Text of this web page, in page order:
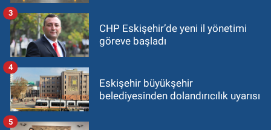
CHP Eskişehir’de yeni il yönetimi
göreve başladı
3
Eskişehir büyükşehir
belediyesinden dolandırıcılık uyarısı
4
5